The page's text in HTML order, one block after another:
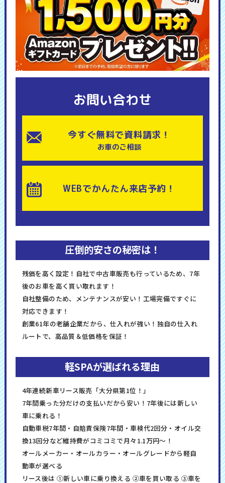
お問い合わせ
今すぐ無料で資料請求！
お車のご相談
WEBでかんたん来店予約！
圧倒的安さの秘密は！
残価を高く設定！自社で中古車販売も行っているため、7年
後のお車を高く買い取れます！
自社整備のため、メンテナンスが安い！工場完備ですぐに
対応できます！
創業61年の老舗企業だから、仕入れが強い！独自の仕入れ
ルートで、高品質＆低価格を保証！
軽SPAが選ばれる理由
4年連続新車リース販売「大分県第1位！」
7年間乗った分だけの支払いだから安い！7年後には新しい
車に乗れる！
自動車税7年間・自賠責保険7年間・車検代2回分・オイル交
換13回分など維持費がコミコミで月々1.1万円～！
オールメーカー・オールカラー・オールグレードから軽自
動車が選べる
リース後は ①新しい車に乗り換える ②車を買い取る ③車を